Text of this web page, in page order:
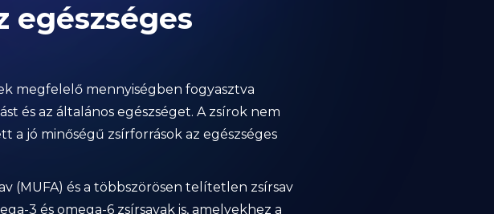
egészséges
megfelelő mennyiségben fogyasztva
és az általános egészséget. A zsírok nem
a jó minőségű zsírforrások az egészséges
(MUFA) és a többszörösen telítetlen zsírsav
3 és omega-6 zsírsavak is, amelyekhez a